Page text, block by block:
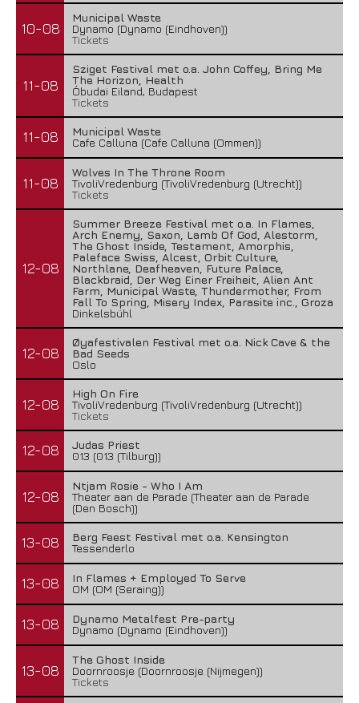
10-08
Municipal Waste
Dynamo (Dynamo (Eindhoven))
Tickets
11-08
Sziget Festival met o.a. John Coffey, Bring Me
The Horizon, Health
Óbudai Eiland, Budapest
Tickets
11-08
Municipal Waste
Cafe Calluna (Cafe Calluna (Ommen))
11-08
Wolves In The Throne Room
TivoliVredenburg (TivoliVredenburg (Utrecht))
Tickets
12-08
Summer Breeze Festival met o.a. In Flames,
Arch Enemy, Saxon, Lamb Of God, Alestorm,
The Ghost Inside, Testament, Amorphis,
Paleface Swiss, Alcest, Orbit Culture,
Northlane, Deafheaven, Future Palace,
Blackbraid, Der Weg Einer Freiheit, Alien Ant
Farm, Municipal Waste, Thundermother, From
Fall To Spring, Misery Index, Parasite inc., Groza
Dinkelsbühl
12-08
Øyafestivalen Festival met o.a. Nick Cave & the
Bad Seeds
Oslo
12-08
High On Fire
TivoliVredenburg (TivoliVredenburg (Utrecht))
Tickets
12-08
Judas Priest
013 (013 (Tilburg))
12-08
Ntjam Rosie - Who I Am
Theater aan de Parade (Theater aan de Parade
(Den Bosch))
13-08
Berg Feest Festival met o.a. Kensington
Tessenderlo
13-08
In Flames + Employed To Serve
OM (OM (Seraing))
13-08
Dynamo Metalfest Pre-party
Dynamo (Dynamo (Eindhoven))
13-08
The Ghost Inside
Doornroosje (Doornroosje (Nijmegen))
Tickets